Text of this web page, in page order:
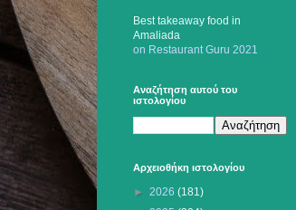
Best takeaway food in
Amaliada
on Restaurant Guru 2021
Αναζήτηση αυτού του
ιστολογίου
Αρχειοθήκη ιστολογίου
► 2026 (181)